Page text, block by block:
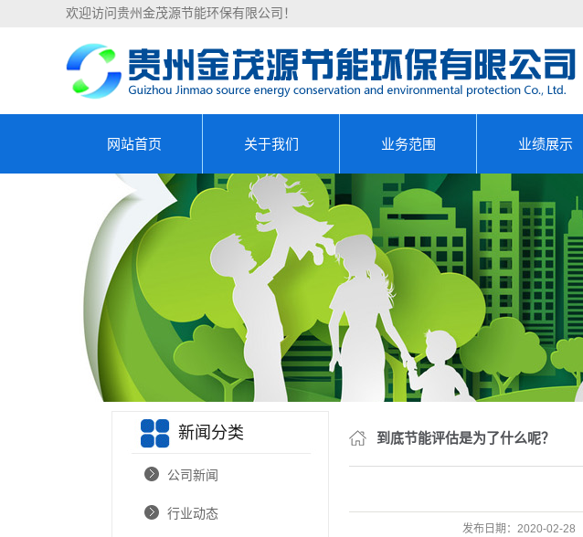
欢迎访问贵州金茂源节能环保有限公司！
网站首页 关于我们
公司简介
资质荣誉
业务范围
能源审计
清洁生产审核
设备能效测试
合同能源管理EMC
可行性研究报告编...
资金申请报告编制
节能报告编制及评...
节能诊断
业绩展示
成功案例
新闻分类
公司新闻
行业动态
到底节能评估是为了什么呢？
发布日期： 2020-02-28